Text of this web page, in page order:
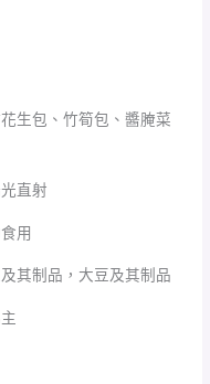
生包、竹筍包、醬腌菜
直射
用
其制品，大豆及其制品